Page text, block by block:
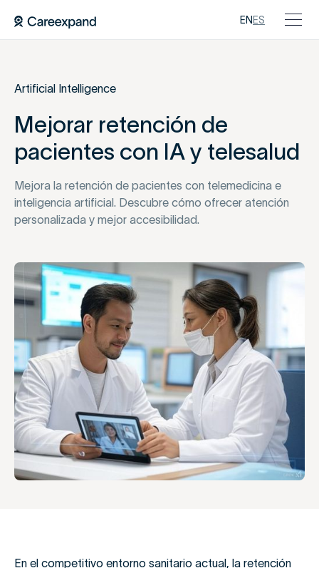
ENES
Artificial Intelligence
Mejorar retención de
pacientes con IA y telesalud
Mejora la retención de pacientes con telemedicina e
inteligencia artificial. Descubre cómo ofrecer atención
personalizada y mejor accesibilidad.
En el competitivo entorno sanitario actual, la retención